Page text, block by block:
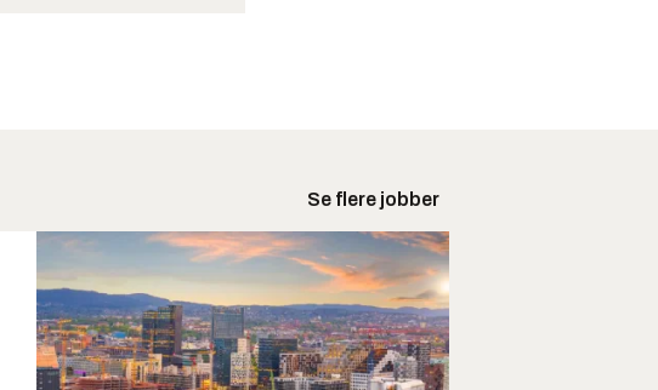
Se flere jobber